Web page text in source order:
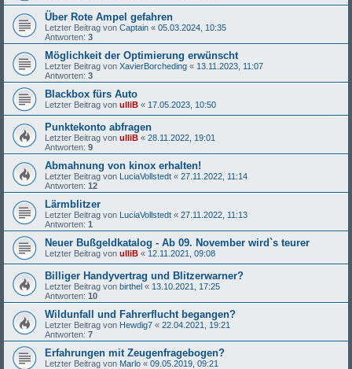
Über Rote Ampel gefahren
Letzter Beitrag von Captain « 05.03.2024, 10:35
Antworten: 3
Möglichkeit der Optimierung erwünscht
Letzter Beitrag von XavierBorcheding « 13.11.2023, 11:07
Antworten: 3
Blackbox fürs Auto
Letzter Beitrag von ulliB « 17.05.2023, 10:50
Punktekonto abfragen
Letzter Beitrag von ulliB « 28.11.2022, 19:01
Antworten: 9
Abmahnung von kinox erhalten!
Letzter Beitrag von LuciaVollstedt « 27.11.2022, 11:14
Antworten: 12
Lärmblitzer
Letzter Beitrag von LuciaVollstedt « 27.11.2022, 11:13
Antworten: 1
Neuer Bußgeldkatalog - Ab 09. November wird`s teurer
Letzter Beitrag von ulliB « 12.11.2021, 09:08
Billiger Handyvertrag und Blitzerwarner?
Letzter Beitrag von birthel « 13.10.2021, 17:25
Antworten: 10
Wildunfall und Fahrerflucht begangen?
Letzter Beitrag von Hewdig7 « 22.04.2021, 19:21
Antworten: 7
Erfahrungen mit Zeugenfragebogen?
Letzter Beitrag von Marlo « 09.05.2019, 09:21